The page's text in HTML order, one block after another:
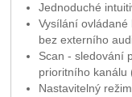
Jednoduché
Vysílání
bez externího
Scan - sledování
prioritního kanálu
Nastavitelný